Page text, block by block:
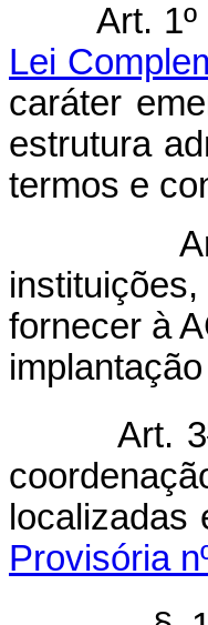
Art. 1º O
Lei
caráter
estrutura
termos e
Art. 2º
fornecer à
Art. 3
Provisória